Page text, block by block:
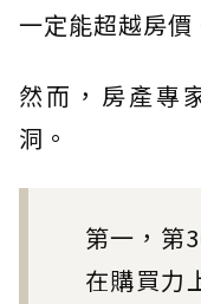
一定能超越房價
然而，房產專
洞。
第一，第
在購買力